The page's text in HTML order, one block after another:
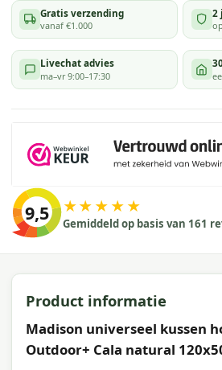
Gratis verzending
vanaf €1.000
2
Livechat advies
ma–vr 9:00–17:30
9,5 ★★★★★
Gemiddeld op basis van 161
Product informatie
Madison universeel kussen
Outdoor+ Cala natural